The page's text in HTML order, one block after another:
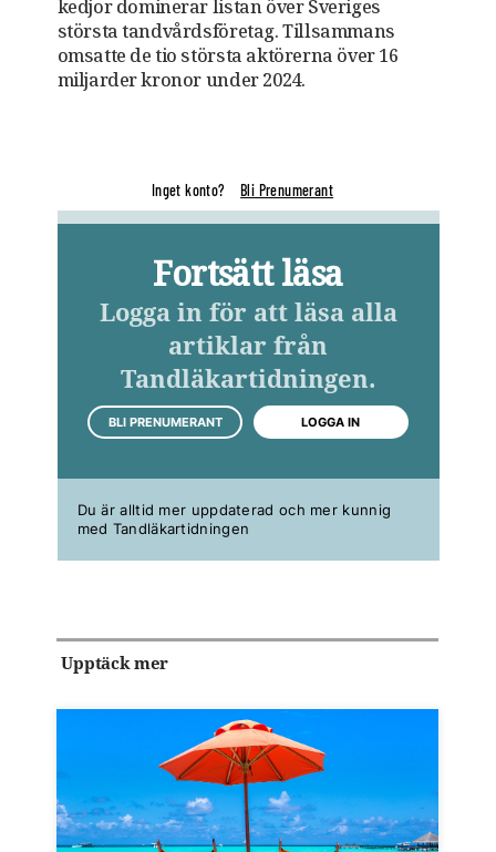
kedjor dominerar listan över Sveriges
största tandvårdsföretag. Tillsammans
omsatte de tio största aktörerna över 16
miljarder kronor under 2024.
Inget konto? Bli Prenumerant
Fortsätt läsa
Logga in för att läsa alla
artiklar från
Tandläkartidningen.
BLI PRENUMERANT LOGGA IN
Du är alltid mer uppdaterad och mer kunnig
med Tandläkartidningen
Upptäck mer